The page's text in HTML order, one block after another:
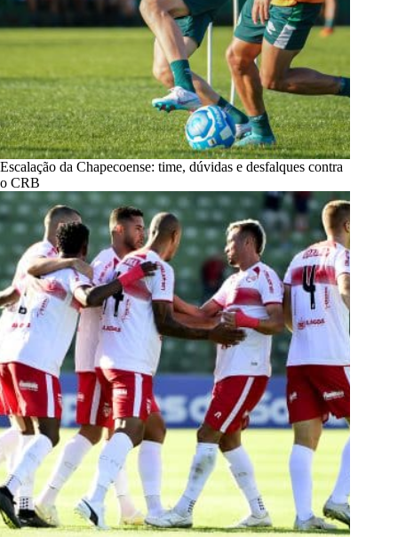
Escalação da Chapecoense: time, dúvidas e desfalques contra
o CRB